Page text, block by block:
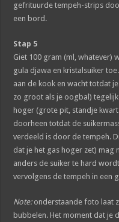
gefrituurde tempeh-strips
een bord.
Stap 5
Giet 100 gram (ml, whatever)
gula djawa en kristalsuiker
aan de kook en wacht totdat
zo groot als je oogbal)
hoger (grote pit, standje
doorheen totdat de
verdeeld is door de tempeh.
dat je het gas hoger zet) mag
anders de suiker te hard
vervolgens de tempeh in een
Note:onderstaande foto laat
bubbelen. Het moment dat je